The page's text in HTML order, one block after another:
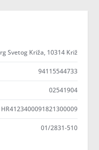
Svetog Križa, 10314 Križ
94115544733
02541904
HR4123400091821300009
01/2831-510